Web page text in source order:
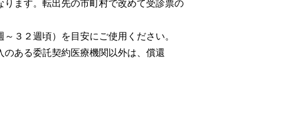
ります。転出先の市町村で改めて受診票の
３２週頃）を目安にご使用ください。
のある委託契約医療機関以外は、償還